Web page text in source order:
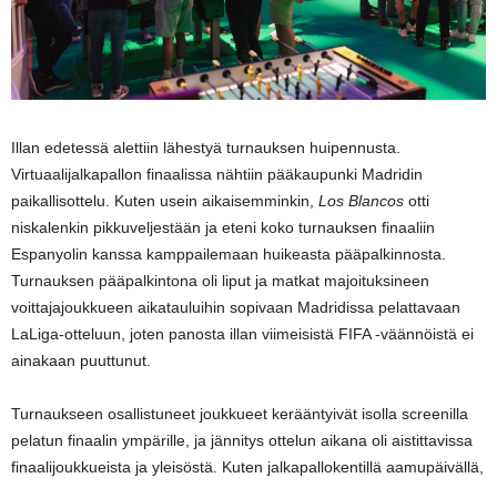
Illan edetessä alettiin lähestyä turnauksen huipennusta.
Virtuaalijalkapallon finaalissa nähtiin pääkaupunki Madridin
paikallisottelu. Kuten usein aikaisemminkin, Los Blancos otti
niskalenkin pikkuveljestään ja eteni koko turnauksen finaaliin
Espanyolin kanssa kamppailemaan huikeasta pääpalkinnosta.
Turnauksen pääpalkintona oli liput ja matkat majoituksineen
voittajajoukkueen aikatauluihin sopivaan Madridissa pelattavaan
LaLiga-otteluun, joten panosta illan viimeisistä FIFA -väännöistä ei
ainakaan puuttunut.
Turnaukseen osallistuneet joukkueet kerääntyivät isolla screenilla
pelatun finaalin ympärille, ja jännitys ottelun aikana oli aistittavissa
finaalijoukkueista ja yleisöstä. Kuten jalkapallokentillä aamupäivällä,